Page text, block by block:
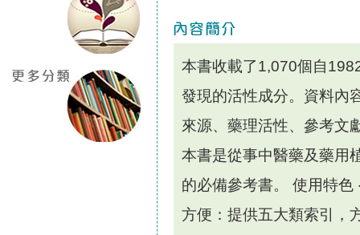
本書收載了1,070個自
發現的活性成分。資料內
來源、藥理活性、參考文
本書是從事中醫藥及藥用
的必備參考書。 使用特色
方便：提供五大類索引，